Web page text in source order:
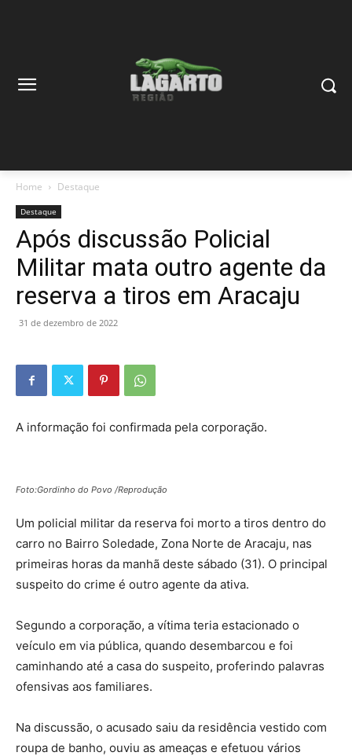
Home Destaque
Destaque
Após discussão Policial
Militar mata outro agente da
reserva a tiros em Aracaju
31 de dezembro de 2022
A informação foi confirmada pela corporação.
Foto:Gordinho do Povo /Reprodução
Um policial militar da reserva foi morto a tiros dentro do
carro no Bairro Soledade, Zona Norte de Aracaju, nas
primeiras horas da manhã deste sábado (31). O principal
suspeito do crime é outro agente da ativa.
Segundo a corporação, a vítima teria estacionado o
veículo em via pública, quando desembarcou e foi
caminhando até a casa do suspeito, proferindo palavras
ofensivas aos familiares.
Na discussão, o acusado saiu da residência vestido com
roupa de banho, ouviu as ameaças e efetuou vários